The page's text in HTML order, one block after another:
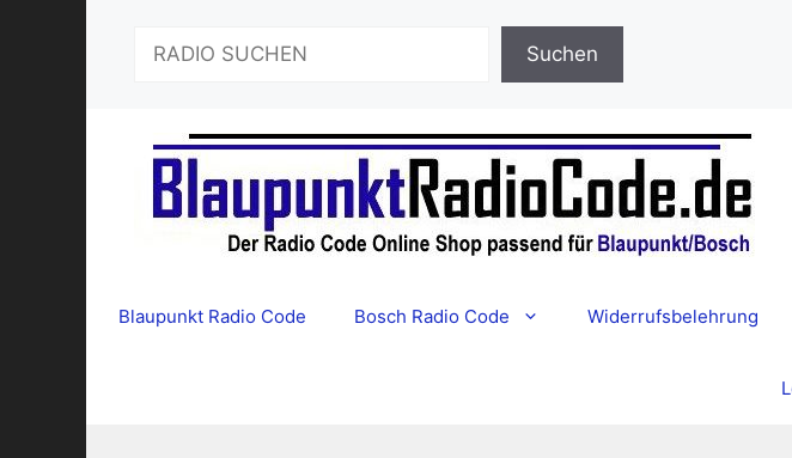
Suchen
Blaupunkt Radio Code Bosch Radio Code Widerrufsbelehrung